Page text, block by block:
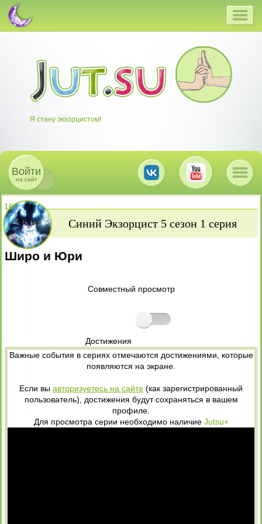
Я стану экзорцистом!
Войти
на сайт
16+
Синий Экзорцист 5 сезон 1 серия
Широ и Юри
Совместный просмотр
Достижения
Важные события в сериях отмечаются достижениями, которые
появляются на экране.
Если вы авторизуетесь на сайте (как зарегистрированный
пользователь), достижения будут сохраняться в вашем
профиле.
Для просмотра серии необходимо наличие Jutsu+